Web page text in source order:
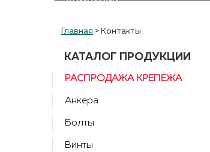
КОМПАНИИ
Информация
ГОСТ/ISO
Сертификаты
Контакты
Главная > Контакты
КАТАЛОГ ПРОДУКЦИИ
РАСПРОДАЖА КРЕПЕЖА
Анкера
Болты
Винты